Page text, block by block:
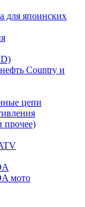
для япоинских
Country и
цепи
прочее)
мото